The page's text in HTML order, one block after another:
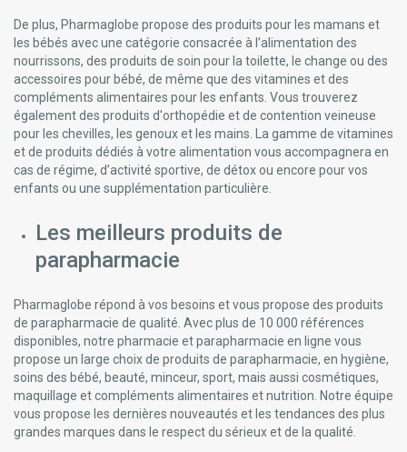
De plus, Pharmaglobe propose des produits pour les mamans et
les bébés avec une catégorie consacrée à l’alimentation des
nourrissons, des produits de soin pour la toilette, le change ou des
accessoires pour bébé, de même que des vitamines et des
compléments alimentaires pour les enfants. Vous trouverez
également des produits d'orthopédie et de contention veineuse
pour les chevilles, les genoux et les mains. La gamme de vitamines
et de produits dédiés à votre alimentation vous accompagnera en
cas de régime, d’activité sportive, de détox ou encore pour vos
enfants ou une supplémentation particulière.
Les meilleurs produits de
parapharmacie
Pharmaglobe répond à vos besoins et vous propose des produits
de parapharmacie de qualité. Avec plus de 10 000 références
disponibles, notre pharmacie et parapharmacie en ligne vous
propose un large choix de produits de parapharmacie, en hygiène,
soins des bébé, beauté, minceur, sport, mais aussi cosmétiques,
maquillage et compléments alimentaires et nutrition. Notre équipe
vous propose les dernières nouveautés et les tendances des plus
grandes marques dans le respect du sérieux et de la qualité.